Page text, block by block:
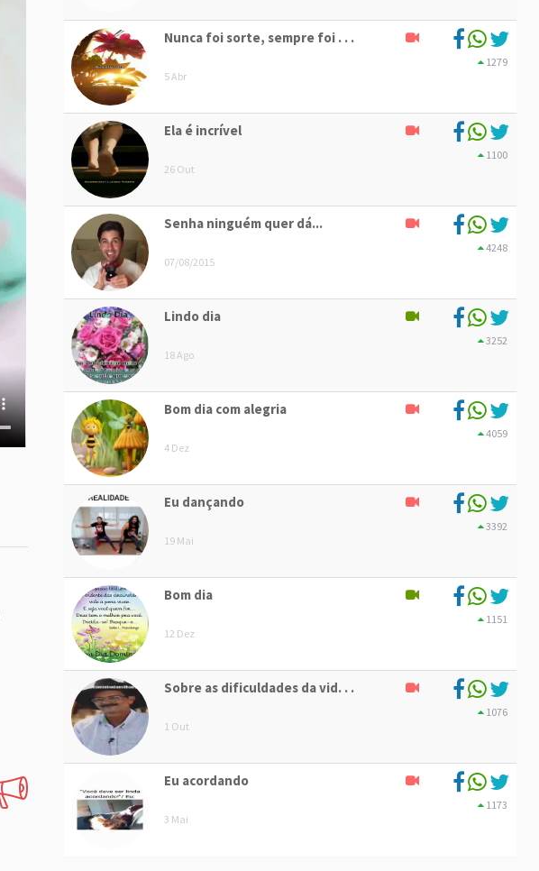
Nunca foi sorte, sempre foi . . .
5 Abr
1279
Ela é incrível
26 Out
1100
Senha ninguém quer dá...
07/08/2015
4248
Lindo dia
18 Ago
3252
Bom dia com alegria
4 Dez
4059
Eu dançando
19 Mai
3392
Bom dia
12 Dez
1151
Sobre as dificuldades da vid. . .
1 Out
1076
Eu acordando
3 Mai
1173